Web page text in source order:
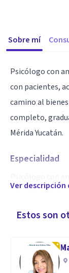
Sobre mí
Psicólogo con
con pacientes,
camino al
completo,
Mérida Yucatán.
Especialidad
Hipnósis
individual.
Aptitudes
Experto en
Ver
Estos son